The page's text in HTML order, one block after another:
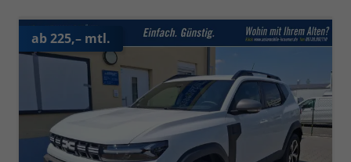
ab 225,– mtl.